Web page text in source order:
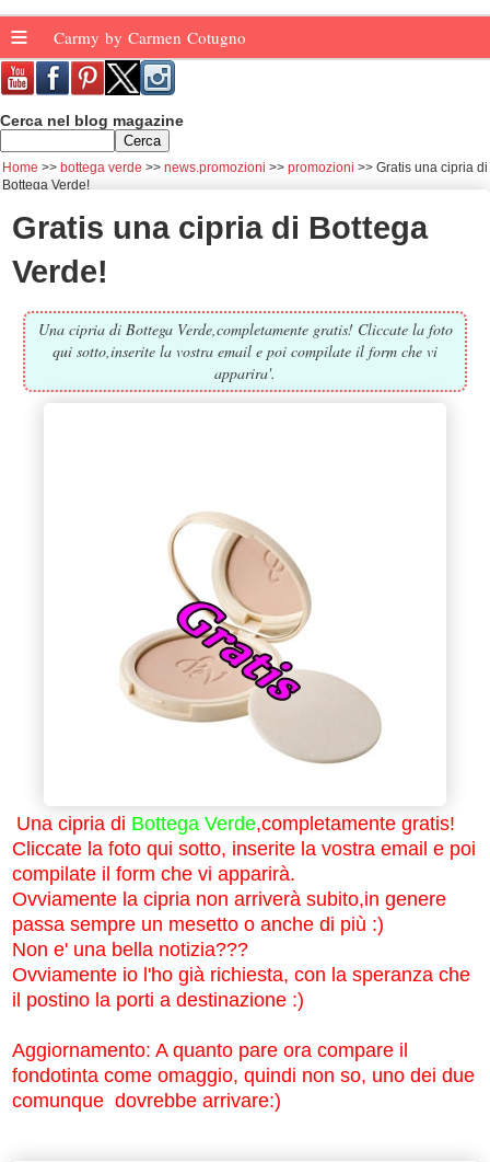
≡ Carmy by Carmen Cotugno
Cerca nel blog magazine
Home bottega verde news.promozioni promozioni
Gratis una cipria di
Bottega Verde!
Gratis una cipria di Bottega
Verde!
Una cipria di Bottega Verde,completamente gratis! Cliccate la foto
qui sotto,inserite la vostra email e poi compilate il form che vi
apparira'.
Una cipria di Bottega Verde,completamente gratis!
Cliccate la foto qui sotto, inserite la vostra email e poi
compilate il form che vi apparirà.
Ovviamente la cipria non arriverà subito,in genere
passa sempre un mesetto o anche di più :)
Non e' una bella notizia???
Ovviamente io l'ho già richiesta, con la speranza che
il postino la porti a destinazione :)
Aggiornamento: A quanto pare ora compare il
fondotinta come omaggio, quindi non so, uno dei due
comunque dovrebbe arrivare:)